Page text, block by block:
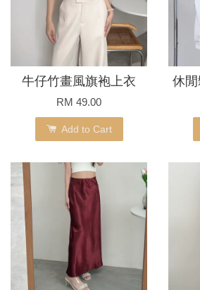
牛仔竹畫風旗袍上衣
RM 49.00
Add to Cart
休閒